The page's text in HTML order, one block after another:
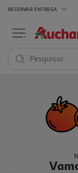
RESERVAR ENTREGA
Pesquisar